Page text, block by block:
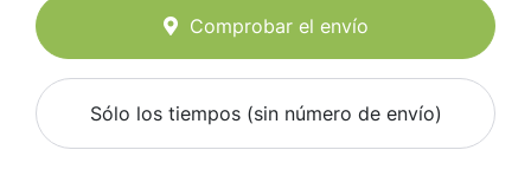
Comprobar el envío
Sólo los tiempos (sin número de envío)